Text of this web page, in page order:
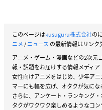
このページはkusuguru株式会社の
ニメ/ニュース の最新情報はリンク
アニメ・ゲーム・漫画などの2次元
報・話題をお届けする情報メディア
女性向けアニメをはじめ、少年ア
マーにも幅を広げ、オタクが気にな
さらに、アンケート・ランキング
タクがワクワク楽しめるようなコン